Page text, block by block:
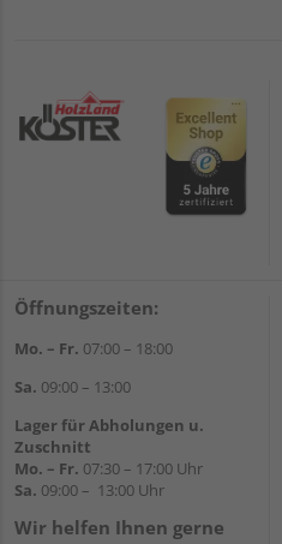
Öffnungszeiten:
Mo. – Fr. 07:00 – 18:00
Sa. 09:00 – 13:00
Lager für Abholungen u.
Zuschnitt
Mo. – Fr. 07:30 – 17:00 Uhr
Sa. 09:00 – 13:00 Uhr
Wir helfen Ihnen gerne